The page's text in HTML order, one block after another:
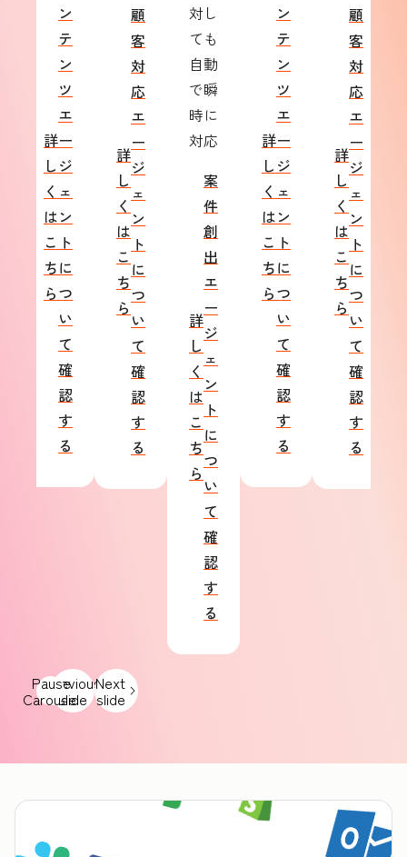
Previous
slide
Next
slide
詳
し
く
は
こ
ち
ら
ン
テ
ン
ツ
エ
ー
ジ
ェ
ン
ト
に
つ
い
て
確
認
す
る
詳
し
く
は
こ
ち
ら
顧
客
対
応
エ
ー
ジ
ェ
ン
ト
に
つ
い
て
確
認
す
る
対し
ても
自動
で瞬
時に
対応
詳
し
く
は
こ
ち
ら
案
件
創
出
エ
ー
ジ
ェ
ン
ト
に
つ
い
て
確
認
す
る
詳
し
く
は
こ
ち
ら
ン
テ
ン
ツ
エ
ー
ジ
ェ
ン
ト
に
つ
い
て
確
認
す
る
詳
し
く
は
こ
ち
ら
顧
客
対
応
エ
ー
ジ
ェ
ン
ト
に
つ
い
て
確
認
す
る
Pause
Carousel